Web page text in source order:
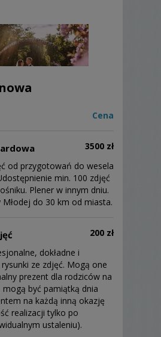
Cena
3500 zł
od przygotowań do wesela
min. 100 zdjęć
Plener w innym dniu.
do 30 km od miasta.
200 zł
dokładne i
ze zdjęć. Mogą one
prezent dla rodziców na
być pamiątką dnia
na każdą inną okazję
realizacji tylko po
ustaleniu).